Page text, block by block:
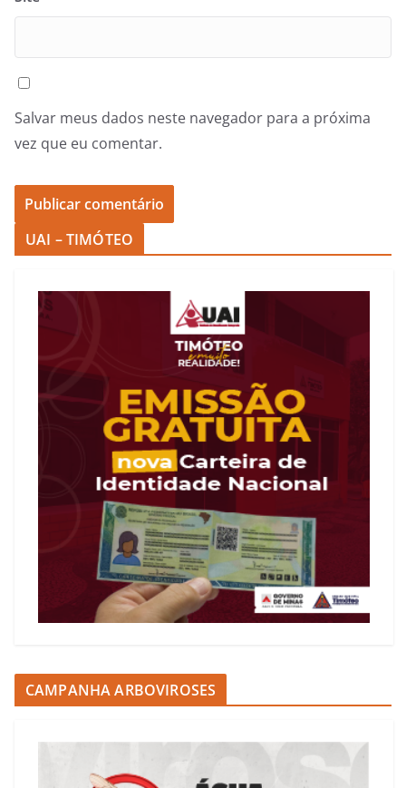
Salvar meus dados neste navegador para a próxima
vez que eu comentar.
UAI – TIMÓTEO
CAMPANHA ARBOVIROSES